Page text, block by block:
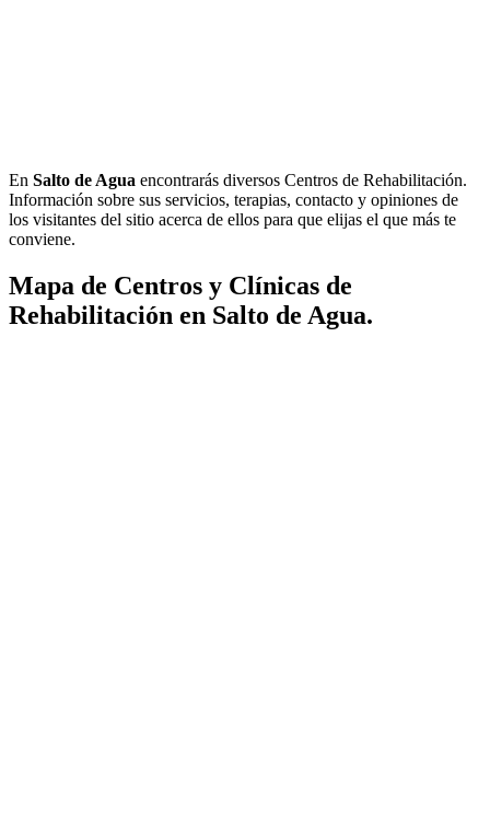
En Salto de Agua encontrarás diversos Centros de Rehabilitación.
Información sobre sus servicios, terapias, contacto y opiniones de
los visitantes del sitio acerca de ellos para que elijas el que más te
conviene.
Mapa de Centros y Clínicas de
Rehabilitación en Salto de Agua.